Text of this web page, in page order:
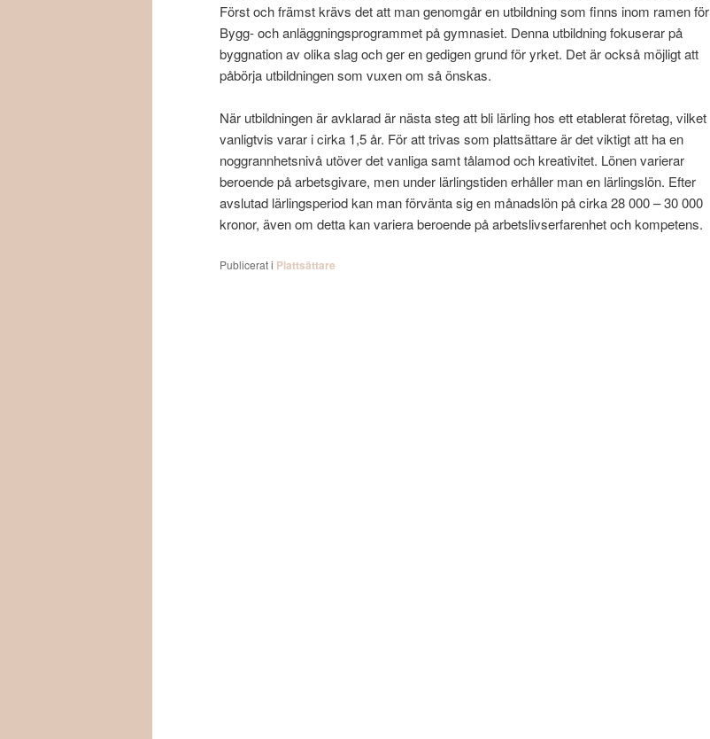
Först och främst krävs det att man genomgår en utbildning som finns inom ramen för
Bygg- och anläggningsprogrammet på gymnasiet. Denna utbildning fokuserar på
byggnation av olika slag och ger en gedigen grund för yrket. Det är också möjligt att
påbörja utbildningen som vuxen om så önskas.
När utbildningen är avklarad är nästa steg att bli lärling hos ett etablerat företag, vilket
vanligtvis varar i cirka 1,5 år. För att trivas som plattsättare är det viktigt att ha en
noggrannhetsnivå utöver det vanliga samt tålamod och kreativitet. Lönen varierar
beroende på arbetsgivare, men under lärlingstiden erhåller man en lärlingslön. Efter
avslutad lärlingsperiod kan man förvänta sig en månadslön på cirka 28 000 – 30 000
kronor, även om detta kan variera beroende på arbetslivserfarenhet och kompetens.
Publicerat i Plattsättare